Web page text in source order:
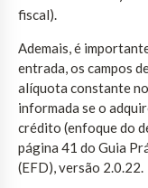
fiscal).
Ademais, é
entrada, os campos
alíquota constante
informada se o
crédito (enfoque do
página 41 do Guia
(EFD), versão 2.0.22.